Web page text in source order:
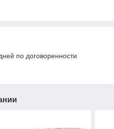
по договоренности